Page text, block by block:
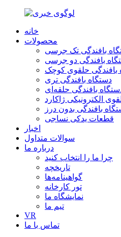
خانه
محصولات
بافندگی تک جرسی
بافندگی دو جرسی
بافندگی حلقوی کوچک
دستگاه بافندگی تری
بافندگی حلقه‌ای
الکترونیکی ژاکارد
بافندگی بدون درز
قطعات یدکی نساجی
اخبار
سوالات متداول
درباره ما
چرا ما را انتخاب کنید
تاریخچه
گواهینامه‌ها
تور کارخانه
نمایشگاه ما
تیم ما
VR
تماس با ما